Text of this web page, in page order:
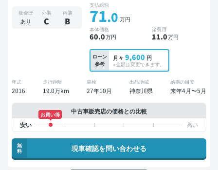
板金歴
あり
外装
C
内装
B
支払総額
71.0 万円
本体価格
60.0万円
諸費用
11.0万円
ローン
参考
月々 9,600 円
※金額は変更できます。
年式
2016
走行距離
19.0万km
車検
27年10月
出品地域
神奈川県
納期の目安
来年4月〜5月
中古車販売店の価格との比較
お買い得
無
料
現車確認を問い合わせる